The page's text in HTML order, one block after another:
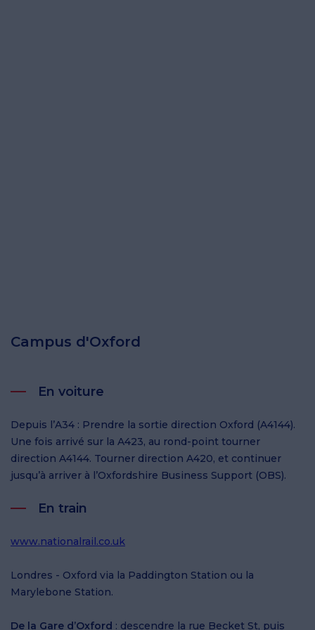
Campus d'Oxford
En voiture
Depuis l’A34 : Prendre la sortie direction Oxford (A4144).
Une fois arrivé sur la A423, au rond-point tourner
direction A4144. Tourner direction A420, et continuer
jusqu’à arriver à l’Oxfordshire Business Support (OBS).
En train
www.nationalrail.co.uk
Londres - Oxford via la Paddington Station ou la
Marylebone Station.
De la Gare d’Oxford : descendre la rue Becket St, puis